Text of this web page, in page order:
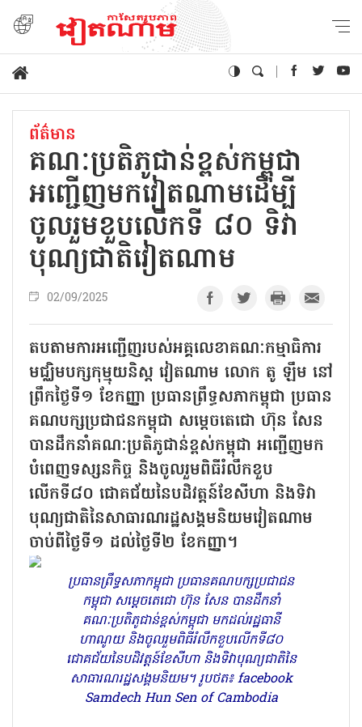
ព័ត៌មាន
គណៈប្រតិភូជាន់ខ្ពស់កម្ពុជា
អញ្ជើញ​មកវៀតណាមដើម្បី
ចូលរួមខួបលើកទី ៨០ ទិវា
បុណ្យ​ជាតិវៀតណាម
02/09/2025
តបតាមការអញ្ជើញរបស់អគ្គលេខាគណៈកម្មាធិការ
មជ្ឈិមបក្សកុម្មុយនិស្ត វៀតណាម លោក តូ ឡឹម នៅ
ព្រឹកថ្ងៃទី១ ខែកញ្ញា ប្រធានព្រឹទ្ធសភាកម្ពុជា ប្រធាន
គណបក្សប្រជាជនកម្ពុជា សម្ដេចតេជោ ហ៊ុន សែន
បានដឹកនាំគណៈប្រតិភូជាន់ខ្ពស់កម្ពុជា អញ្ជើញមក
បំពេញទស្សនកិច្ច និងចូលរួមពិធីរំលឹកខួប
លើកទី៨០ ជោគជ័យនៃបដិវត្តន៍ខែសីហា និងទិវា
បុណ្យជាតិនៃសាធារណរដ្ឋសង្គមនិយមវៀតណាម
ចាប់ពីថ្ងៃទី១ ដល់ថ្ងៃទី២ ខែកញ្ញា។
ប្រធានព្រឹទ្ធសភាកម្ពុជា ប្រធានគណបក្សប្រជាជន
កម្ពុជា សម្ដេចតេជោ ហ៊ុន សែន បានដឹកនាំ
គណៈប្រតិភូជាន់ខ្ពស់កម្ពុជា មកដល់រដ្ឋធានី
ហាណូយ និងចូលរួមពិធីរំលឹកខួបលើកទី៨០
ជោគជ័យនៃបដិវត្តន៍ខែសីហា និងទិវាបុណ្យជាតិនៃ
សាធារណរដ្ឋសង្គមនិយម។ រូបថត៖ facebook
Samdech Hun Sen of Cambodia